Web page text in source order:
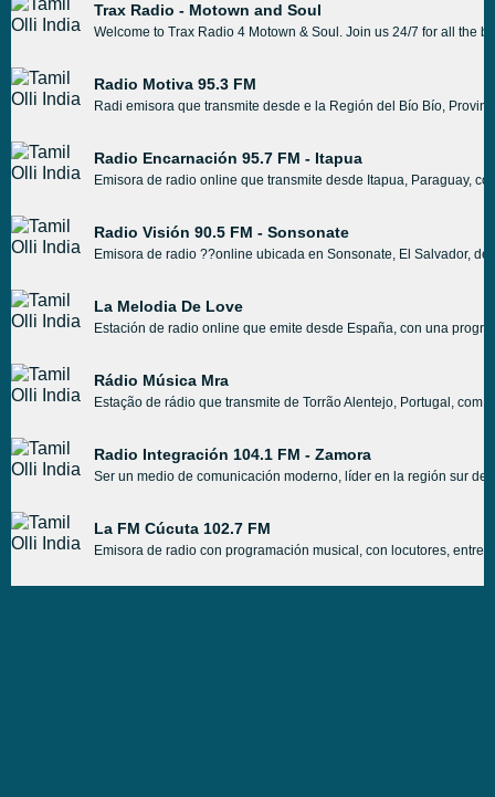
Trax Radio - Motown and Soul
Welcome to Trax Radio 4 Motown & Soul. Join us 24/7 for all the
Radio Motiva 95.3 FM
Radi emisora que transmite desde e la Región del Bío Bío,
Radio Encarnación 95.7 FM - Itapua
Emisora de radio online que transmite desde Itapua, Paraguay,
Radio Visión 90.5 FM - Sonsonate
Emisora de radio ??online ubicada en Sonsonate, El Salvador,
La Melodia De Love
Estación de radio online que emite desde España, con una
Rádio Música Mra
Estação de rádio que transmite de Torrão Alentejo, Portugal,
Radio Integración 104.1 FM - Zamora
Ser un medio de comunicación moderno, líder en la región sur
La FM Cúcuta 102.7 FM
Emisora de radio con programación musical, con locutores,